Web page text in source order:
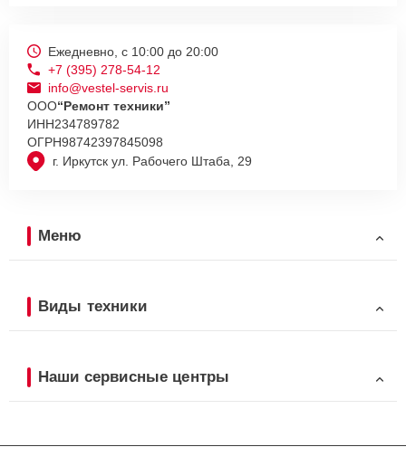
г. Иркутск ул. Рабочего Штаба, 29
Ежедневно, с 10:00 до 20:00
+7 (395) 278-54-12
info@vestel-servis.ru
ООО“Ремонт техники”
ИНН234789782
ОГРН98742397845098
Меню
Виды техники
Наши сервисные центры